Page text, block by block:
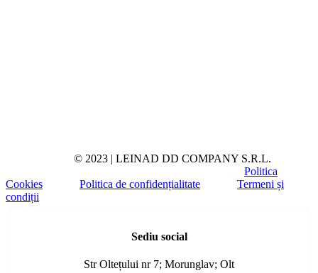
© 2023 | LEINAD DD COMPANY S.R.L.
Politica
Cookies
Politica de confidențialitate
Termeni și
condiții
Sediu social
Str Oltețului nr 7; Morunglav; Olt